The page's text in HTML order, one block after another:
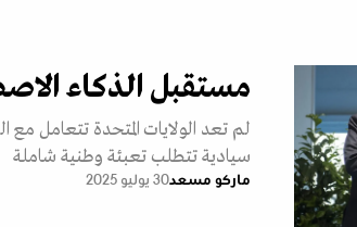
مستقبل الذكاء
لم تعد الولايات المتحدة تتعامل
سيادية تتطلب تعبئة وطنية شاملة
ماركو مسعد30 يوليو 2025